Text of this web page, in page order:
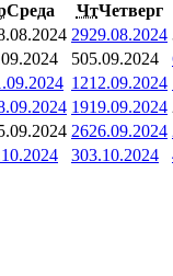
Среда ЧтЧетверг
2929.08.2024
505.09.2024
1212.09.2024
1919.09.2024
2626.09.2024
303.10.2024